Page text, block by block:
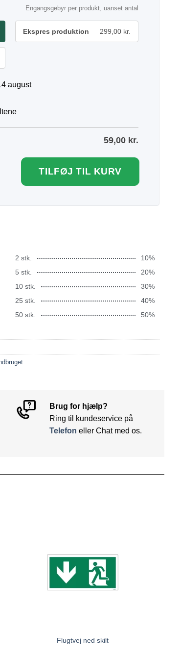
Engangsgebyr per produkt, uanset antal
Ekspres produktion 299,00 kr.
august
59,00 kr.
TILFØJ TIL KURV
2 stk.
10%
5 stk.
20%
10 stk.
30%
25 stk.
40%
50 stk.
50%
Brug for hjælp?
Ring til kundeservice på
Telefon eller Chat med os.
Flugtvej ned skilt